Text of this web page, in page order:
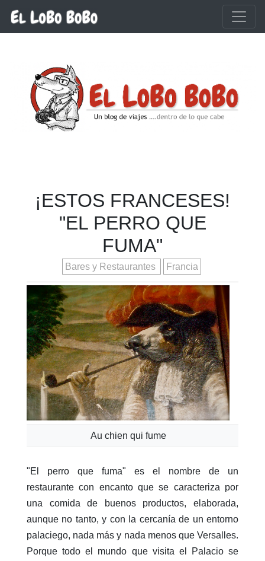
Ir al contenido principal
¡ESTOS FRANCESES!
"EL PERRO QUE
FUMA"
Bares y Restaurantes Francia
Au chien qui fume
"El perro que fuma" es el nombre de un
restaurante con encanto que se caracteriza por
una comida de buenos productos, elaborada,
aunque no tanto, y con la cercanía de un entorno
palaciego, nada más y nada menos que Versalles.
Porque todo el mundo que visita el Palacio se